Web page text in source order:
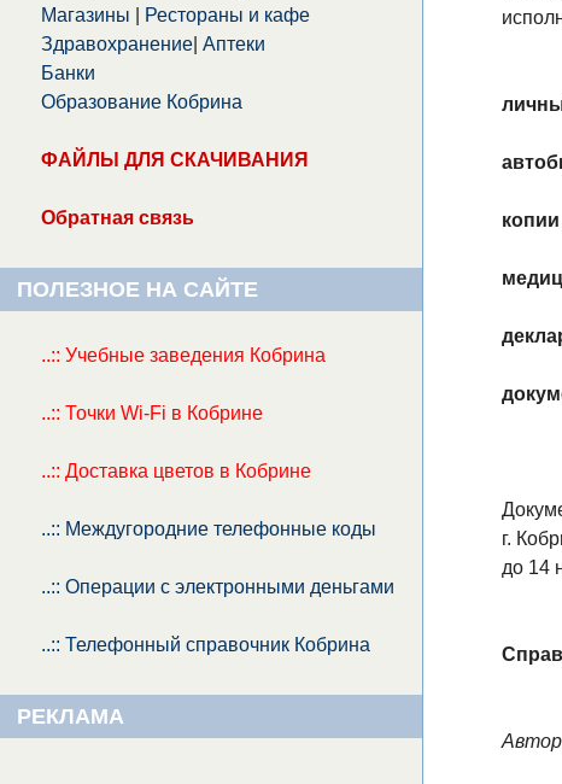
Магазины
Рестораны и кафе
Здравохранение Аптеки
Банки
Образование Кобрина
ФАЙЛЫ ДЛЯ СКАЧИВАНИЯ
Обратная связь
ПОЛЕЗНОЕ НА САЙТЕ
..:: Учебные заведения Кобрина
..:: Точки Wi-Fi в Кобрине
..:: Доставка цветов в Кобрине
..:: Междугородние телефонные коды
..:: Операции с электронными деньгами
..:: Телефонный справочник Кобрина
РЕКЛАМА
г.
до 14